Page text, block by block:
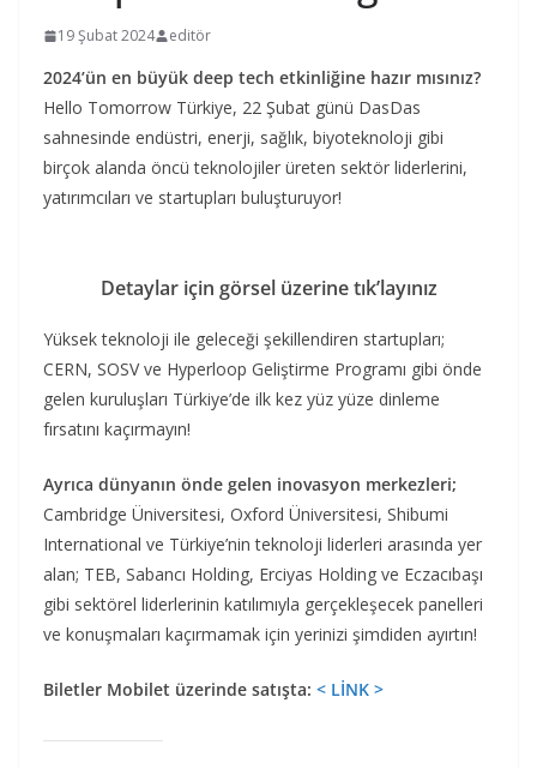
19 Şubat 2024 editör
2024’ün en büyük deep tech etkinliğine hazır mısınız?
Hello Tomorrow Türkiye, 22 Şubat günü DasDas
sahnesinde endüstri, enerji, sağlık, biyoteknoloji gibi
birçok alanda öncü teknolojiler üreten sektör liderlerini,
yatırımcıları ve startupları buluşturuyor!
Detaylar için görsel üzerine tık’layınız
Yüksek teknoloji ile geleceği şekillendiren startupları;
CERN, SOSV ve Hyperloop Geliştirme Programı gibi önde
gelen kuruluşları Türkiye’de ilk kez yüz yüze dinleme
fırsatını kaçırmayın!
Ayrıca dünyanın önde gelen inovasyon merkezleri;
Cambridge Üniversitesi, Oxford Üniversitesi, Shibumi
International ve Türkiye’nin teknoloji liderleri arasında yer
alan; TEB, Sabancı Holding, Erciyas Holding ve Eczacıbaşı
gibi sektörel liderlerinin katılımıyla gerçekleşecek panelleri
ve konuşmaları kaçırmamak için yerinizi şimdiden ayırtın!
Biletler Mobilet üzerinde satışta: < LİNK >